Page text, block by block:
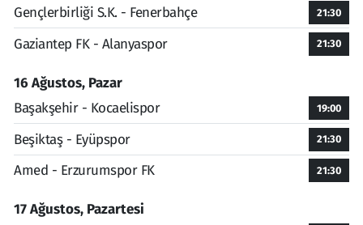
Gençlerbirliği S.K. - Fenerbahçe 21:30
Gaziantep FK - Alanyaspor 21:30
16 Ağustos, Pazar
Başakşehir - Kocaelispor
19:00
Beşiktaş - Eyüpspor 21:30
Amed - Erzurumspor FK 21:30
17 Ağustos, Pazartesi